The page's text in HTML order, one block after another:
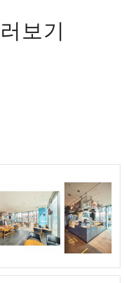
보기